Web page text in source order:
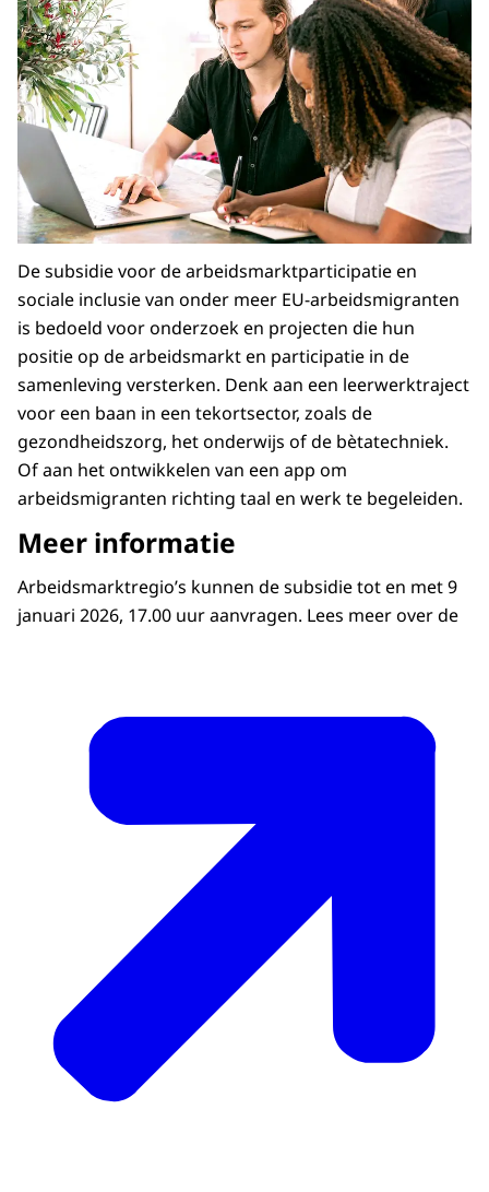
De subsidie voor de arbeidsmarktparticipatie en
sociale inclusie van onder meer EU-arbeidsmigranten
is bedoeld voor onderzoek en projecten die hun
positie op de arbeidsmarkt en participatie in de
samenleving versterken. Denk aan een leerwerktraject
voor een baan in een tekortsector, zoals de
gezondheidszorg, het onderwijs of de bètatechniek.
Of aan het ontwikkelen van een app om
arbeidsmigranten richting taal en werk te begeleiden.
Meer informatie
Arbeidsmarktregio’s kunnen de subsidie tot en met 9
januari 2026, 17.00 uur aanvragen. Lees meer over de